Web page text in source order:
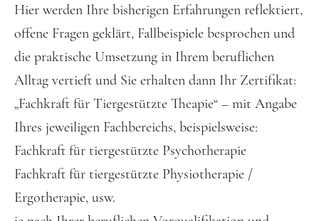
Hier werden Ihre bisherigen Erfahrungen reflektiert,
offene Fragen geklärt, Fallbeispiele besprochen und
die praktische Umsetzung in Ihrem beruflichen
Alltag vertieft und Sie erhalten dann Ihr Zertifikat:
„Fachkraft für Tiergestützte Theapie“ – mit Angabe
Ihres jeweiligen Fachbereichs, beispielsweise:
Fachkraft für tiergestützte Psychotherapie
Fachkraft für tiergestützte Physiotherapie /
Ergotherapie, usw.